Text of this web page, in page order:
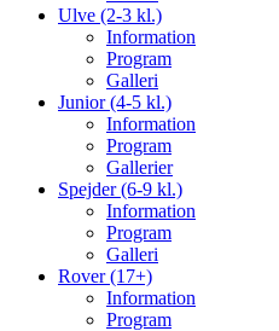
Ulve (2-3 kl.)
Information
Program
Galleri
Junior (4-5 kl.)
Information
Program
Gallerier
Spejder (6-9 kl.)
Information
Program
Galleri
Rover (17+)
Information
Program